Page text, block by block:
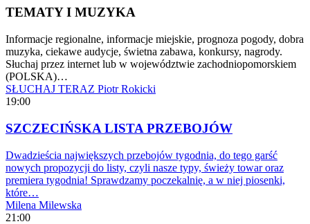
TEMATY I MUZYKA
Informacje regionalne, informacje miejskie, prognoza pogody, dobra
muzyka, ciekawe audycje, świetna zabawa, konkursy, nagrody.
Słuchaj przez internet lub w województwie zachodniopomorskiem
(POLSKA)…
SŁUCHAJ TERAZ Piotr Rokicki
19:00
SZCZECIŃSKA LISTA PRZEBOJÓW
Dwadzieścia największych przebojów tygodnia, do tego garść
nowych propozycji do listy, czyli nasze typy, świeży towar oraz
premiera tygodnia! Sprawdzamy poczekalnię, a w niej piosenki,
które…
Milena Milewska
21:00